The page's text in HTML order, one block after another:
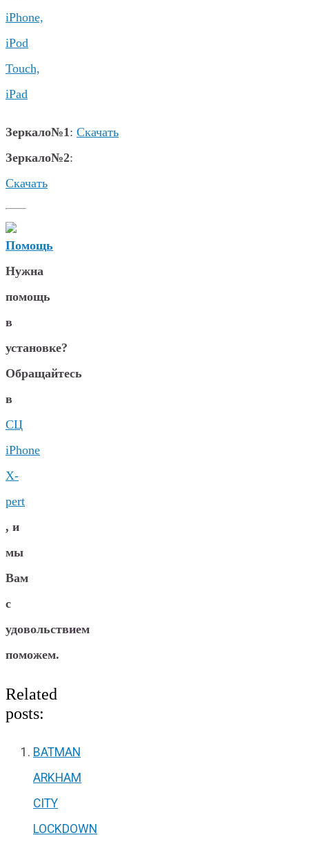
iPhone,
iPod
Touch,
iPad
Зеркало№1 : Скачать
Зеркало№2:
Скачать
Нужна
помощь
в
установке?
Обращайтесь
в
СЦ
iPhone
X-
pert
, и
мы
Вам
с
удовольствием
поможем.
Related
posts:
BATMAN
ARKHAM
CITY
LOCKDOWN